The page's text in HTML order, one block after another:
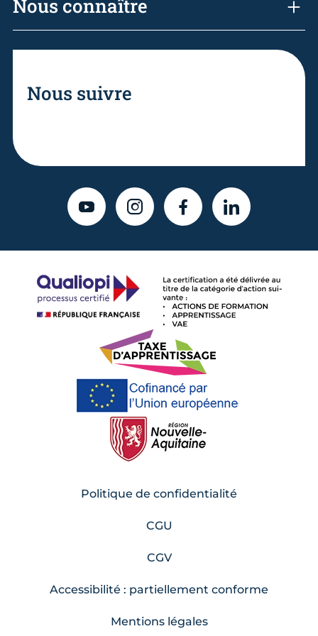
Nous connaître
Nous suivre
YOUTUBEINSTAGRAMFACEBOOKLINKEDIN
Politique de confidentialité
CGU
CGV
Accessibilité : partiellement conforme
Mentions légales